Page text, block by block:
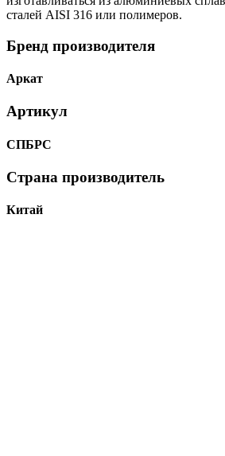
сталей AISI 316 или полимеров.
Бренд производителя
Аркат
Артикул
СПБРС
Страна производитель
Китай